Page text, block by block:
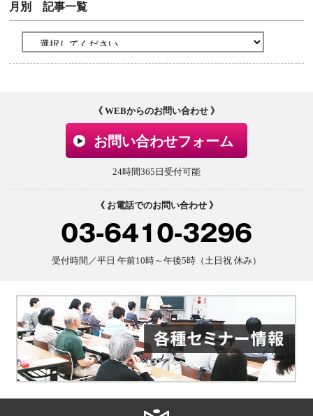
月別 記事一覧
《 WEBからのお問い合わせ 》
お問い合わせフォーム
24時間365日受付可能
《 お電話でのお問い合わせ 》
03-6410-3296
受付時間／平日 午前10時～午後5時（土日祝 休み）